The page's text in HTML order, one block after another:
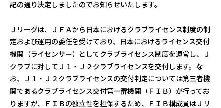
記の通り決定しましたのでお知らせいたします。
Ｊリーグは、ＪＦＡから日本におけるクラブライセンス制度の制
定および運用の委任を受けており、日本におけるライセンス交付
機関（ライセンサー）としてクラブライセンス制度を運営し、Ｊ
クラブに対してＪ１・Ｊ２クラブライセンスを交付します。な
お、Ｊ１・Ｊ２クラブライセンスの交付判定については第三者機
関であるクラブライセンス交付第一審機関（ＦＩＢ）が行ってお
りますが、ＦＩＢの独立性を担保するため、ＦＩＢ構成員はＪリ